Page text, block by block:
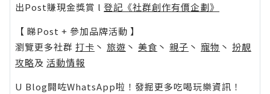
出Post賺現金獎賞 l 登記《社群創作有價企劃》
【 睇Post + 參加品牌活動 】
瀏覽更多社群 打卡 丶 旅遊 丶 美食 丶 親子 丶 寵物 丶 扮靚
攻略及 活動情報
U Blog開咗WhatsApp啦！發掘更多吃喝玩樂資訊！